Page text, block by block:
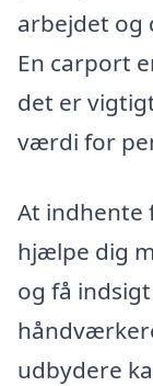
arbejdet og
En carport
det er
værdi for
At indhente
hjælpe dig
og få
udbydere